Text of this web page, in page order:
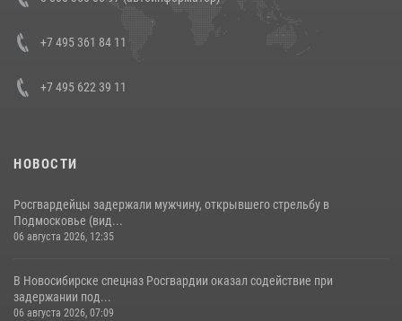
+7 495 361 84 11
+7 495 622 39 11
НОВОСТИ
Росгвардейцы задержали мужчину, открывшего стрельбу в
Подмосковье (вид...
06 августа 2026, 12:35
В Новосибирске спецназ Росгвардии оказал содействие при
задержании под...
06 августа 2026, 07:09